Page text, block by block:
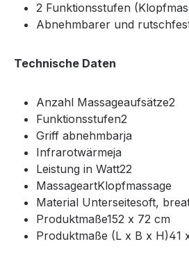
2 Funktionsstufen
Abnehmbarer und
Technische Daten
Anzahl Massageaufsätze2
Funktionsstufen2
Griff abnehmbarja
Infrarotwärmeja
Leistung in Watt22
MassageartKlopfmassage
Material Unterseitesoft,
Produktmaße152 x 72 cm
Produktmaße (L x B x H)41